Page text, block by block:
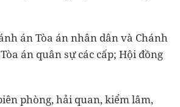
án Tòa án nhân dân và Chánh
án quân sự các cấp; Hội đồng
phòng, hải quan, kiểm lâm,